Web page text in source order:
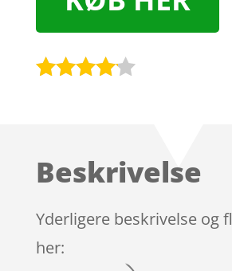
på
ømmels
er
Beskrivelse
Yderligere beskrivelse og
her: